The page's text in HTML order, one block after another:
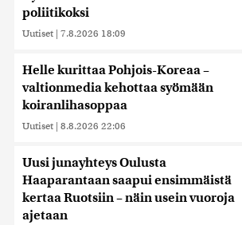
poliitikoksi
Uutiset | 7.8.2026 18:09
Helle kurittaa Pohjois-Koreaa –
valtionmedia kehottaa syömään
koiranlihasoppaa
Uutiset | 8.8.2026 22:06
Uusi junayhteys Oulusta
Haaparantaan saapui ensimmäistä
kertaa Ruotsiin – näin usein vuoroja
ajetaan